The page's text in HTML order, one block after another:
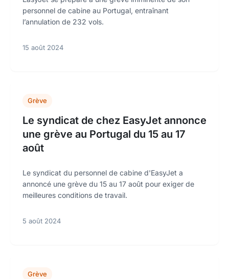
personnel de cabine au Portugal, entraînant
l’annulation de 232 vols.
15 août 2024
Grève
Le syndicat de chez EasyJet annonce
une grève au Portugal du 15 au 17
août
Le syndicat du personnel de cabine d'EasyJet a
annoncé une grève du 15 au 17 août pour exiger de
meilleures conditions de travail.
5 août 2024
Grève